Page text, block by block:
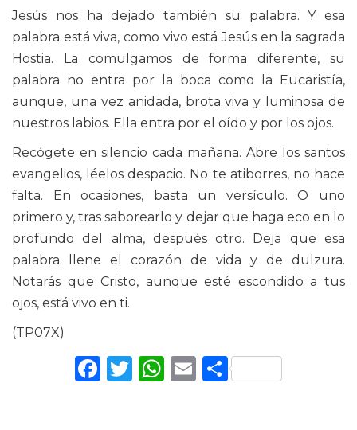
Jesús nos ha dejado también su palabra. Y esa
palabra está viva, como vivo está Jesús en la sagrada
Hostia. La comulgamos de forma diferente, su
palabra no entra por la boca como la Eucaristía,
aunque, una vez anidada, brota viva y luminosa de
nuestros labios. Ella entra por el oído y por los ojos.
Recógete en silencio cada mañana. Abre los santos
evangelios, léelos despacio. No te atiborres, no hace
falta. En ocasiones, basta un versículo. O uno
primero y, tras saborearlo y dejar que haga eco en lo
profundo del alma, después otro. Deja que esa
palabra llene el corazón de vida y de dulzura.
Notarás que Cristo, aunque esté escondido a tus
ojos, está vivo en ti.
(TP07X)
Facebook
Twitter
WhatsApp
Email